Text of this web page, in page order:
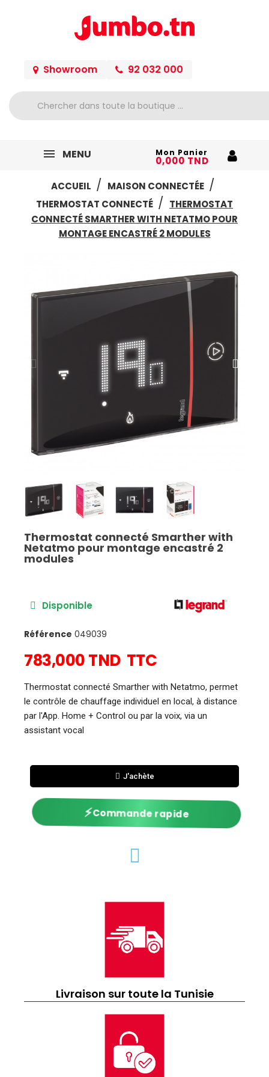
Showroom 92 032 000
MENU Mon Panier
0,000 TND
ACCUEIL
MAISON CONNECTÉE
THERMOSTAT CONNECTÉ
THERMOSTAT
CONNECTÉ SMARTHER WITH NETATMO POUR
MONTAGE ENCASTRÉ 2 MODULES
Thermostat connecté Smarther with
Netatmo pour montage encastré 2
modules
Disponible
Référence 049039
783,000 TND TTC
Thermostat connecté Smarther with Netatmo, permet
le contrôle de chauffage individuel en local, à distance
par l'App. Home + Control ou par la voix, via un
assistant vocal
J'achète
⚡Commande rapide
Livraison sur toute la Tunisie